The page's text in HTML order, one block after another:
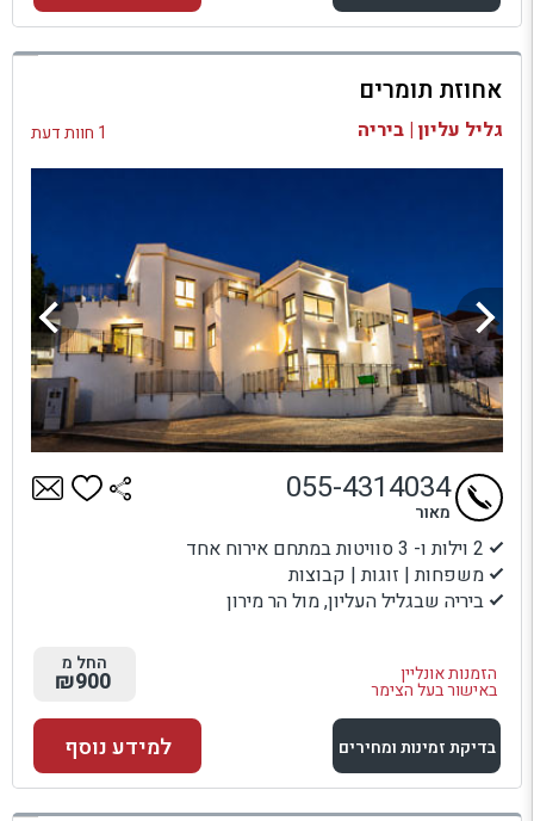
למתחם זה
בדיקת זמינות ומחירים
אחוזת תומרים
גליל עליון | ביריה 1 חוות דעת
2 וילות ו- 3 סוויטות במתחם אירוח אחד
משפחות | זוגות | קבוצות
ביריה שבגליל העליון, מול הר מירון
הזמנות אונליין
באישור בעל הצימר
055-4314034
מאור
החל מ
₪900
בדיקת זמינות ומחירים
למתחם זה
למידע נוסף